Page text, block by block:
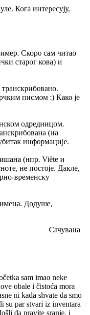
Кога интересују,
Скоро сам читао
старог кова) и
писмом :) Како је
одредницом.
(на
информације.
(нпр. Viète и
не постоје. Дакле,
временску
имена. Додуше,
Сачувана
sam imao neke
obale i čistoća mora
ni kada shvate da smo
su par stvari iz inventara
da pravite sranje, i